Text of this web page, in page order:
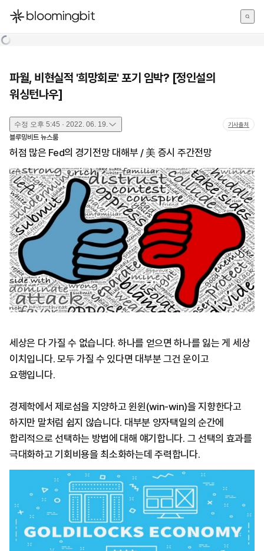
한국어
파월, 비현실적 '희망회로' 포기 임박? [정인설의
워싱턴나우]
수정 오후 5:45 · 2022. 06. 19. 기사출처
블루밍비트 뉴스룸
허점 많은 Fed의 경기전망 대해부 / 美 증시 주간전망
세상은 다 가질 수 없습니다. 하나를 얻으면 하나를 잃는 게 세상
이치입니다. 모두 가질 수 있다면 대부분 그건 운이고
요행입니다.
경제학에서 제로섬을 지양하고 윈윈(win-win)을 지향한다고
하지만 말처럼 쉽지 않습니다. 대부분 양자택일의 순간에
합리적으로 선택하는 방법에 대해 얘기합니다. 그 선택의 효과를
극대화하고 기회비용을 최소화하는데 주력합니다.